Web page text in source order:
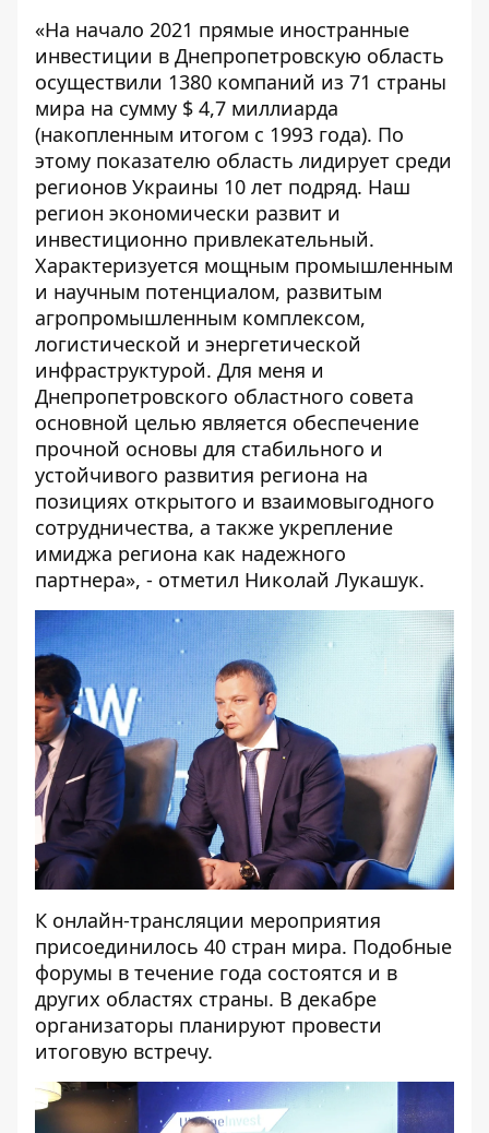
«На начало 2021 прямые иностранные
инвестиции в Днепропетровскую область
осуществили 1380 компаний из 71 страны
мира на сумму $ 4,7 миллиарда
(накопленным итогом с 1993 года). По
этому показателю область лидирует среди
регионов Украины 10 лет подряд. Наш
регион экономически развит и
инвестиционно привлекательный.
Характеризуется мощным промышленным
и научным потенциалом, развитым
агропромышленным комплексом,
логистической и энергетической
инфраструктурой. Для меня и
Днепропетровского областного совета
основной целью является обеспечение
прочной основы для стабильного и
устойчивого развития региона на
позициях открытого и взаимовыгодного
сотрудничества, а также укрепление
имиджа региона как надежного
партнера», - отметил Николай Лукашук.
К онлайн-трансляции мероприятия
присоединилось 40 стран мира. Подобные
форумы в течение года состоятся и в
других областях страны. В декабре
организаторы планируют провести
итоговую встречу.